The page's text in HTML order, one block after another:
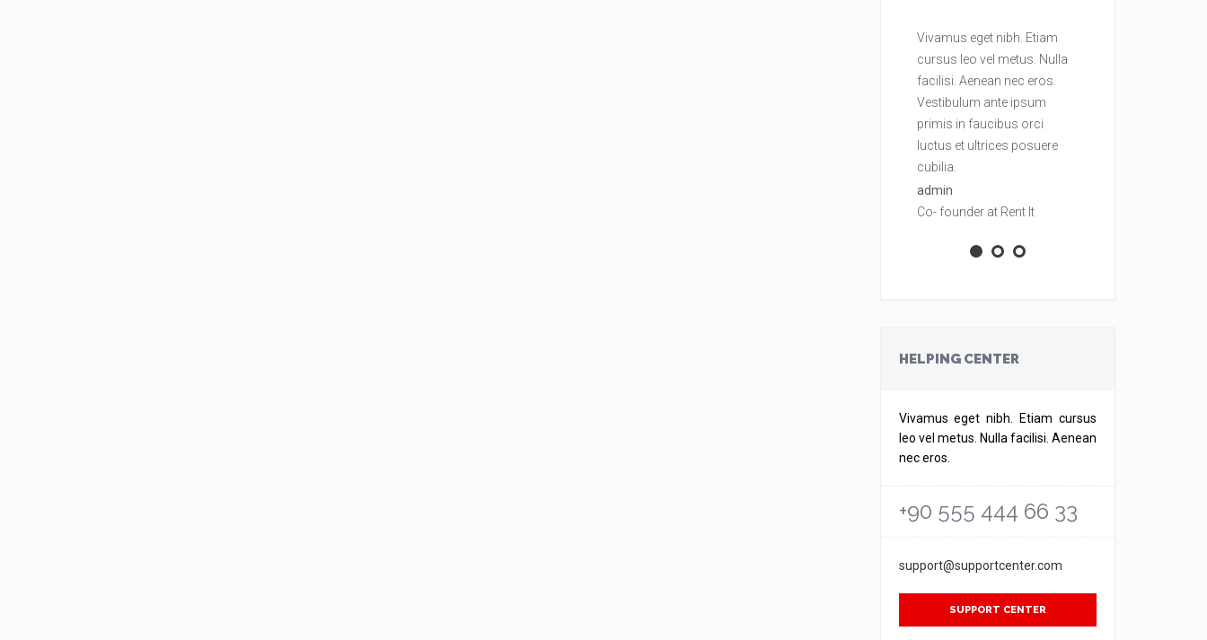
Vivamus eget nibh. Etiam
cursus leo vel metus. Nulla
facilisi. Aenean nec eros.
Vestibulum ante ipsum
primis in faucibus orci
luctus et ultrices posuere
cubilia.
admin
Co- founder at Rent It
HELPING CENTER
Vivamus eget nibh. Etiam cursus
leo vel metus. Nulla facilisi. Aenean
nec eros.
+90 555 444 66 33
support@supportcenter.com
SUPPORT CENTER